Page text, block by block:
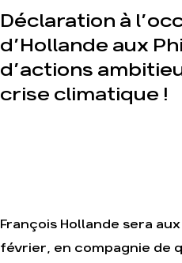
Valeurs
Équipes et
fonctionnement
Le réseau dans le
monde
Faire un don
Déclaration à
d’Hollande aux
d’actions
crise climatique !
François Hollande sera
février, en compagnie de